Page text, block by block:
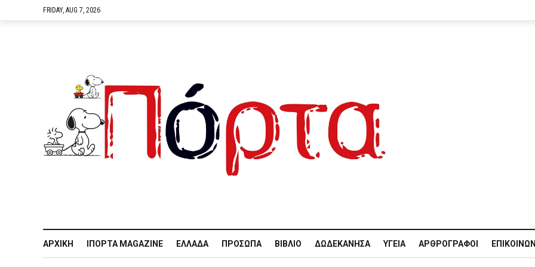
FRIDAY, AUG 7, 2026
ΑΡΧΙΚΉ IΠΌΡΤΑ MAGAZINE ΕΛΛΆΔΑ ΠΡΌΣΩΠΑ ΒΙΒΛΊΟ ΔΩΔΕΚΆΝΗΣΑ ΥΓΕΊΑ ΑΡΘΡΟΓΡΆΦΟΙ